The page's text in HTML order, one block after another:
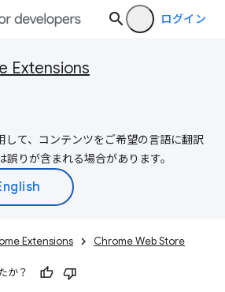
ログイン
Extensions
して、コンテンツをご希望の言語に翻訳
誤りが含まれる場合があります。
Extensions Chrome Web Store
か？